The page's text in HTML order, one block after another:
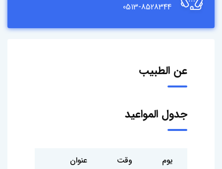
0513-8528344
عن الطبيب
جدول المواعيد
يوم وقت عنوان